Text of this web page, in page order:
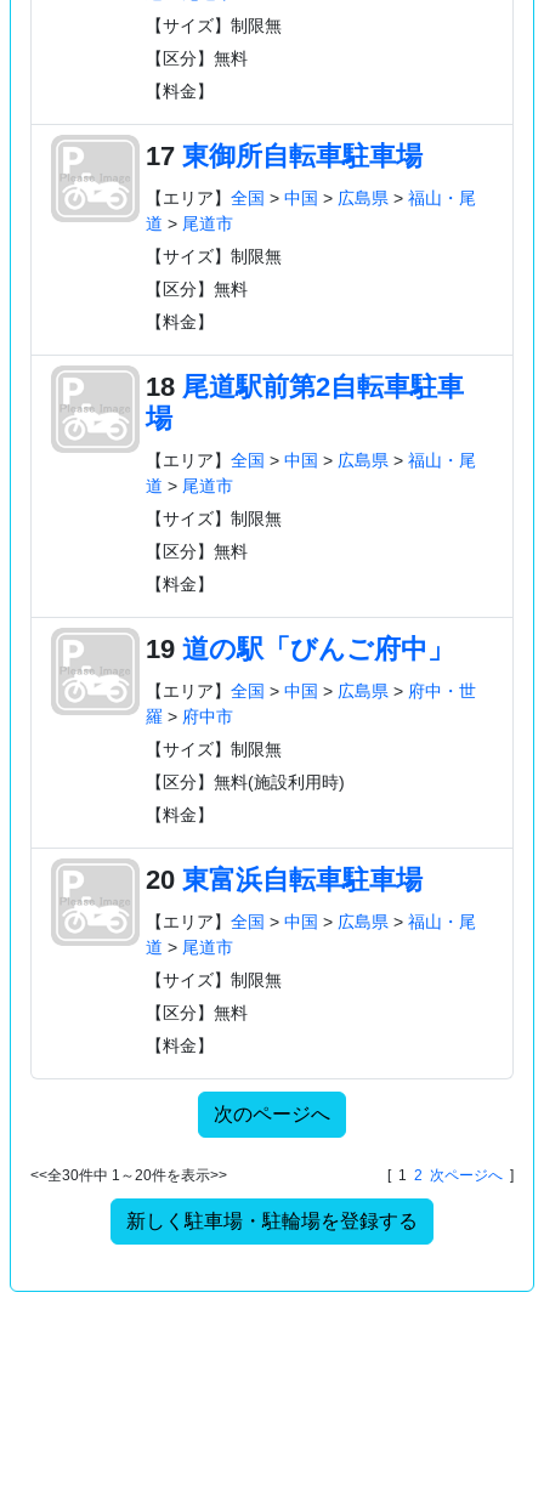
【サイズ】制限無
【区分】無料
【料金】
17 東御所自転車駐車場
【エリア】 全国 > 中国 > 広島県 > 福山・尾
道 > 尾道市
【サイズ】制限無
【区分】無料
【料金】
18 尾道駅前第2自転車駐車
場
【エリア】 全国 > 中国 > 広島県 > 福山・尾
道 > 尾道市
【サイズ】制限無
【区分】無料
【料金】
19 道の駅「びんご府中」
【エリア】 全国 > 中国 > 広島県 > 府中・世
羅> 府中市
【サイズ】制限無
【区分】無料(施設利用時)
【料金】
20 東富浜自転車駐車場
【エリア】 全国 > 中国 > 広島県 > 福山・尾
道 > 尾道市
【サイズ】制限無
【区分】無料
【料金】
次のページへ
<<全30件中 1～20件を表示>> [ 1 2 次ページへ ]
新しく駐車場・駐輪場を登録する